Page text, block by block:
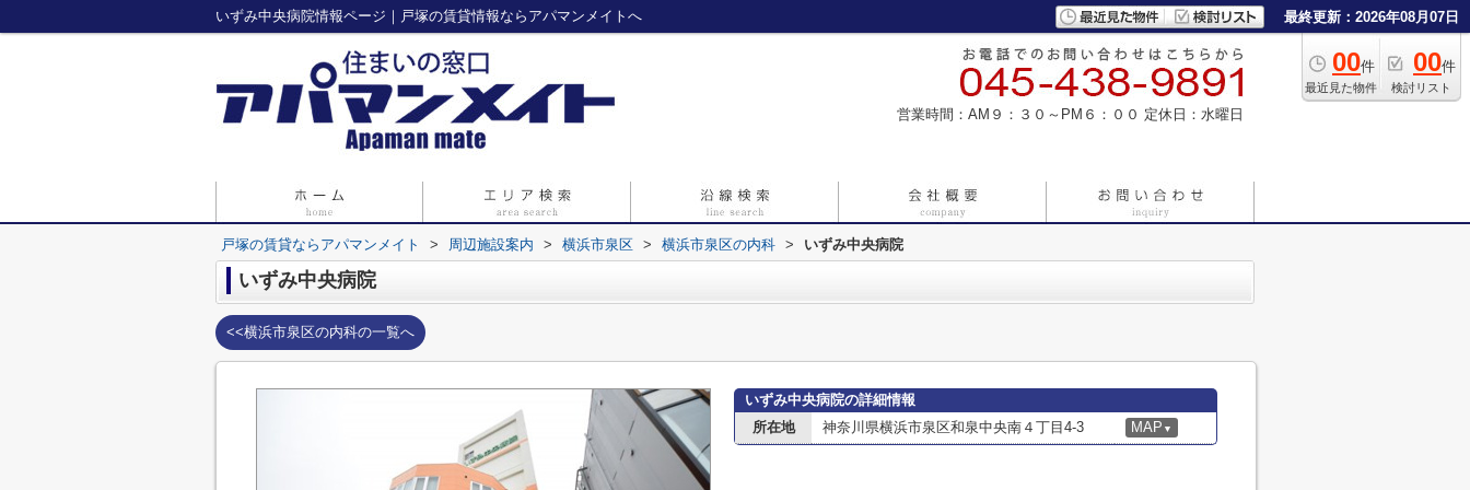
いずみ中央病院情報ページ｜戸塚の賃貸情報ならアパマンメイトへ 最終更新：2026年08月07日
00件
最近見た物件
00件
検討リスト
営業時間：AM９：３０～PM６：００ 定休日：水曜日
戸塚の賃貸ならアパマンメイト > 周辺施設案内 > 横浜市泉区 > 横浜市泉区の内科 > いずみ中央病院
いずみ中央病院
<<横浜市泉区の内科の一覧へ
いずみ中央病院の詳細情報
所在地
神奈川県横浜市泉区和泉中央南４丁目4-3 MAP ▼